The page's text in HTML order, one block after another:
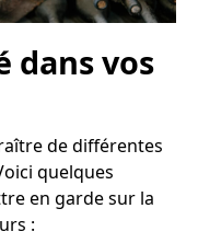
dans vos
de différentes
quelques
en garde sur la
: